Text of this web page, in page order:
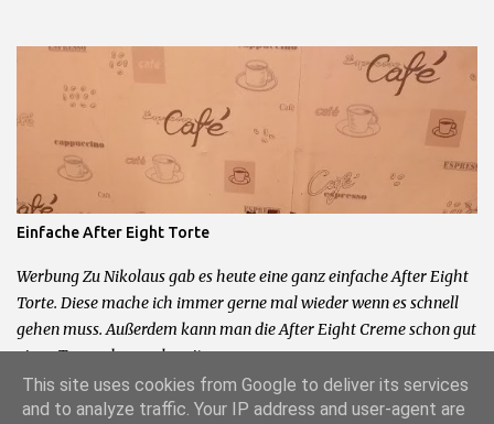
Ihr mir ein Kommentar und eine Kontaktmöglichkeit hinterlasst.
Ausgelost wird passend zu meinem 2. Bloggeburtstag am
24.11.2015 um 20 Uhr. Damit der Kalender auch noch passend zum
01.12. bei euch ist, hat der Gewinner nur 24 Stunden Zeit sich zu
melden bevor ich neu auslose. Teilnahme nur mit deutscher
Postanschrift. Kein Ersatz bei Verlust durch den Postweg.
Teilnahme ab 16 Jahren. Kein Rechtsweg und keine Barauszahlung
Einfache After Eight Torte
Werbung Zu Nikolaus gab es heute eine ganz einfache After Eight
Torte. Diese mache ich immer gerne mal wieder wenn es schnell
gehen muss. Außerdem kann man die After Eight Creme schon gut
einen Tag vorher vorbereiten.
This site uses cookies from Google to deliver its services
and to analyze traffic. Your IP address and user-agent are